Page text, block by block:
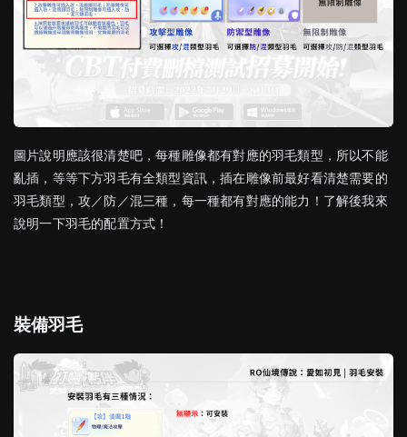
圖片說明應該很清楚吧，每種雕像都有對應的羽毛類型，所以不能
亂插，等等下方羽毛有全類型資訊，插在雕像前最好看清楚需要的
羽毛類型，攻／防／混三種，每一種都有對應的能力！了解後我來
說明一下羽毛的配置方式！
裝備羽毛